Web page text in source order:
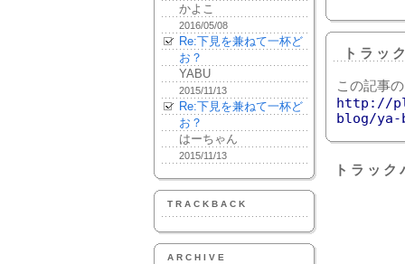
かよこ
2016/05/08
Re:下見を兼ねて一杯ど
お？
YABU
2015/11/13
Re:下見を兼ねて一杯ど
お？
はーちゃん
2015/11/13
TRACKBACK
ARCHIVE
トラッ
この記事
http://
blog/ya-
トラッ